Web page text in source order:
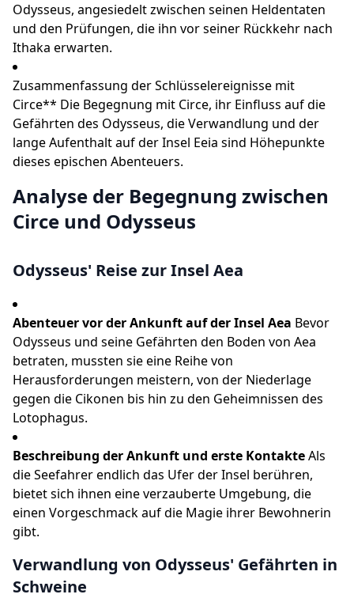
Odysseus, angesiedelt zwischen seinen Heldentaten
und den Prüfungen, die ihn vor seiner Rückkehr nach
Ithaka erwarten.
Zusammenfassung der Schlüsselereignisse mit
Circe** Die Begegnung mit Circe, ihr Einfluss auf die
Gefährten des Odysseus, die Verwandlung und der
lange Aufenthalt auf der Insel Eeia sind Höhepunkte
dieses epischen Abenteuers.
Analyse der Begegnung zwischen
Circe und Odysseus
Odysseus' Reise zur Insel Aea
Abenteuer vor der Ankunft auf der Insel Aea Bevor
Odysseus und seine Gefährten den Boden von Aea
betraten, mussten sie eine Reihe von
Herausforderungen meistern, von der Niederlage
gegen die Cikonen bis hin zu den Geheimnissen des
Lotophagus.
Beschreibung der Ankunft und erste KontakteAls
die Seefahrer endlich das Ufer der Insel berühren,
bietet sich ihnen eine verzauberte Umgebung, die
einen Vorgeschmack auf die Magie ihrer Bewohnerin
gibt.
Verwandlung von Odysseus' Gefährten in
Schweine